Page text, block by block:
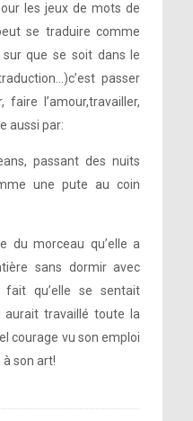
les jeux de mots de
se traduire comme
que se soit dans le
passer
l’amour,travailler,
aussi par:
passant des nuits
une pute au coin
du morceau qu’elle a
sans dormir avec
fait qu’elle se sentait
aurait travaillé toute la
courage vu son emploi
son art!